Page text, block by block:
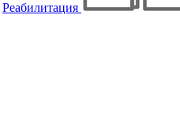
Реабилитация